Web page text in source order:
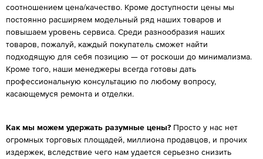
соотношением цена/качество. Кроме доступности цены мы
постоянно расширяем модельный ряд наших товаров и
повышаем уровень сервиса. Среди разнообразия наших
товаров, пожалуй, каждый покупатель сможет найти
подходящую для себя позицию — от роскоши до минимализма.
Кроме того, наши менеджеры всегда готовы дать
профессиональную консультацию по любому вопросу,
касающемуся ремонта и отделки.
Как мы можем удержать разумные цены? Просто у нас нет
огромных торговых площадей, миллиона продавцов, и прочих
издержек, вследствие чего нам удается серьезно снизить